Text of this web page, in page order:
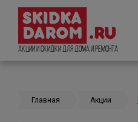
Акции и Скидки для дома и ремонта
Главная Акции